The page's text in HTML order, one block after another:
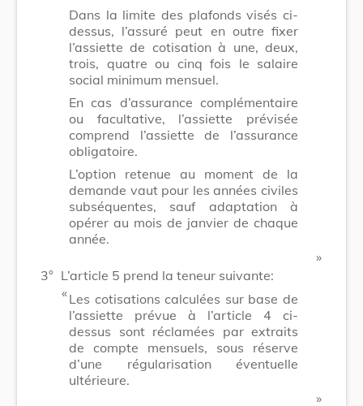
Dans la limite des plafonds visés ci-
dessus, l’assuré peut en outre fixer
l’assiette de cotisation à une, deux,
trois, quatre ou cinq fois le salaire
social minimum mensuel.
En cas d’assurance complémentaire
ou facultative, l’assiette prévisée
comprend l’assiette de l’assurance
obligatoire.
L’option retenue au moment de la
demande vaut pour les années civiles
subséquentes, sauf adaptation à
opérer au mois de janvier de chaque
année.
​ »
3° L’article 5 prend la teneur suivante:
​ «Les cotisations calculées sur base de
l’assiette prévue à l’article 4 ci-
dessus sont réclamées par extraits
de compte mensuels, sous réserve
d’une régularisation éventuelle
ultérieure.
​ »